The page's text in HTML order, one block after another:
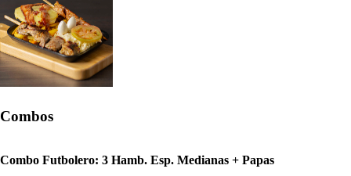
Combos
Combo Futbolero: 3 Hamb. Esp. Medianas + Papas